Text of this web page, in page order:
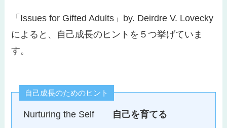
「Issues for Gifted Adults」by. Deirdre V. Lovecky
によると、自己成長のヒントを５つ挙げていま
す。
自己成長のためのヒント
Nurturing the Self 自己を育てる